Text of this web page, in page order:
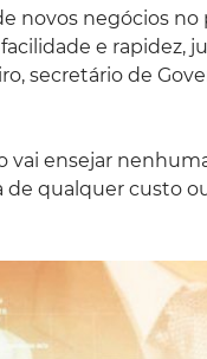
novos negócios
e rapidez,
secretário de
vai ensejar
qualquer custo